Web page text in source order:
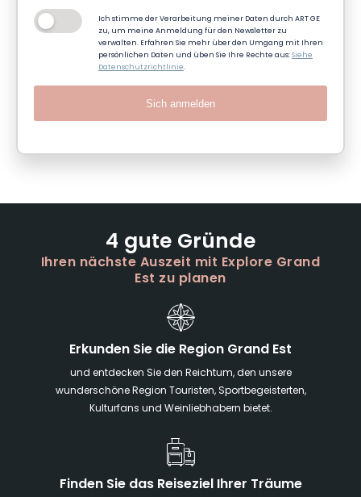
Ich stimme der Verarbeitung meiner Daten durch ART GE
zu, um meine Anmeldung für den Newsletter zu
verwalten. Erfahren Sie mehr über den Umgang mit Ihren
persönlichen Daten und üben Sie Ihre Rechte aus:Siehe
Datenschutzrichtlinie.
Sich anmelden
4 gute Gründe
Ihren nächste Auszeit mit Explore Grand
Est zu planen
Erkunden Sie die Region Grand Est
und entdecken Sie den Reichtum, den unsere
wunderschöne Region Touristen, Sportbegeisterten,
Kulturfans und Weinliebhabern bietet.
Finden Sie das Reiseziel Ihrer Träume